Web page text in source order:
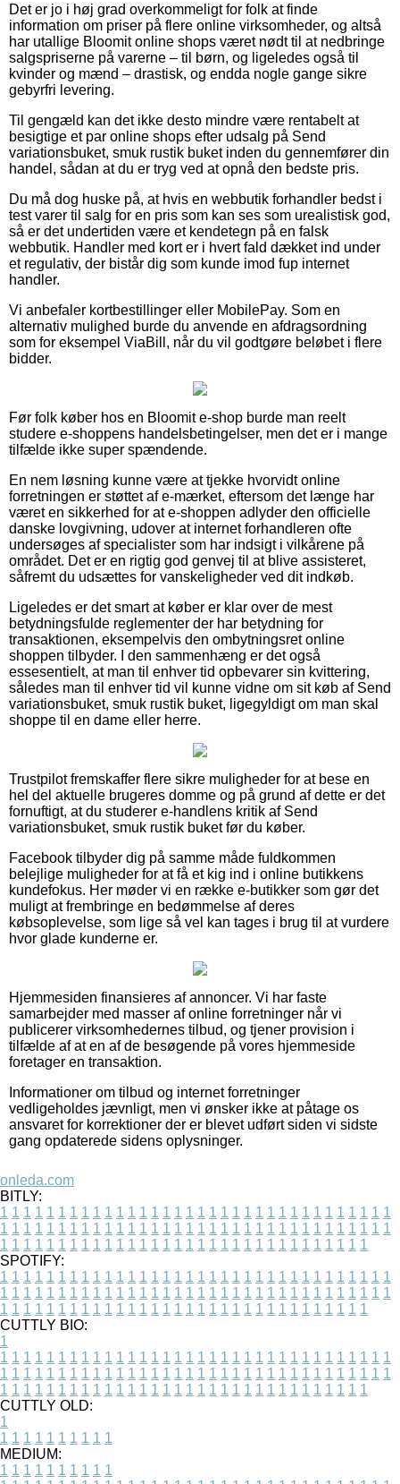
Det er jo i høj grad overkommeligt for folk at finde
information om priser på flere online virksomheder, og altså
har utallige Bloomit online shops været nødt til at nedbringe
salgspriserne på varerne – til børn, og ligeledes også til
kvinder og mænd – drastisk, og endda nogle gange sikre
gebyrfri levering.
Til gengæld kan det ikke desto mindre være rentabelt at
besigtige et par online shops efter udsalg på Send
variationsbuket, smuk rustik buket inden du gennemfører din
handel, sådan at du er tryg ved at opnå den bedste pris.
Du må dog huske på, at hvis en webbutik forhandler bedst i
test varer til salg for en pris som kan ses som urealistisk god,
så er det undertiden være et kendetegn på en falsk
webbutik. Handler med kort er i hvert fald dækket ind under
et regulativ, der bistår dig som kunde imod fup internet
handler.
Vi anbefaler kortbestillinger eller MobilePay. Som en
alternativ mulighed burde du anvende en afdragsordning
som for eksempel ViaBill, når du vil godtgøre beløbet i flere
bidder.
Før folk køber hos en Bloomit e-shop burde man reelt
studere e-shoppens handelsbetingelser, men det er i mange
tilfælde ikke super spændende.
En nem løsning kunne være at tjekke hvorvidt online
forretningen er støttet af e-mærket, eftersom det længe har
været en sikkerhed for at e-shoppen adlyder den officielle
danske lovgivning, udover at internet forhandleren ofte
undersøges af specialister som har indsigt i vilkårene på
området. Det er en rigtig god genvej til at blive assisteret,
såfremt du udsættes for vanskeligheder ved dit indkøb.
Ligeledes er det smart at køber er klar over de mest
betydningsfulde reglementer der har betydning for
transaktionen, eksempelvis den ombytningsret online
shoppen tilbyder. I den sammenhæng er det også
essesentielt, at man til enhver tid opbevarer sin kvittering,
således man til enhver tid vil kunne vidne om sit køb af Send
variationsbuket, smuk rustik buket, ligegyldigt om man skal
shoppe til en dame eller herre.
Trustpilot fremskaffer flere sikre muligheder for at bese en
hel del aktuelle brugeres domme og på grund af dette er det
fornuftigt, at du studerer e-handlens kritik af Send
variationsbuket, smuk rustik buket før du køber.
Facebook tilbyder dig på samme måde fuldkommen
belejlige muligheder for at få et kig ind i online butikkens
kundefokus. Her møder vi en række e-butikker som gør det
muligt at frembringe en bedømmelse af deres
købsoplevelse, som lige så vel kan tages i brug til at vurdere
hvor glade kunderne er.
Hjemmesiden finansieres af annoncer. Vi har faste
samarbejder med masser af online forretninger når vi
publicerer virksomhedernes tilbud, og tjener provision i
tilfælde af at en af de besøgende på vores hjemmeside
foretager en transaktion.
Informationer om tilbud og internet forretninger
vedligeholdes jævnligt, men vi ønsker ikke at påtage os
ansvaret for korrektioner der er blevet udført siden vi sidste
gang opdaterede sidens oplysninger.
onleda.com
BITLY:
1 1 1 1 1 1 1 1 1 1 1 1 1 1 1 1 1 1 1 1 1 1 1 1 1 1 1 1 1 1 1 1 1 1
1 1 1 1 1 1 1 1 1 1 1 1 1 1 1 1 1 1 1 1 1 1 1 1 1 1 1 1 1 1 1 1 1 1
1 1 1 1 1 1 1 1 1 1 1 1 1 1 1 1 1 1 1 1 1 1 1 1 1 1 1 1 1 1 1 1
SPOTIFY:
1 1 1 1 1 1 1 1 1 1 1 1 1 1 1 1 1 1 1 1 1 1 1 1 1 1 1 1 1 1 1 1 1 1
1 1 1 1 1 1 1 1 1 1 1 1 1 1 1 1 1 1 1 1 1 1 1 1 1 1 1 1 1 1 1 1 1 1
1 1 1 1 1 1 1 1 1 1 1 1 1 1 1 1 1 1 1 1 1 1 1 1 1 1 1 1 1 1 1 1
CUTTLY BIO:
1
1 1 1 1 1 1 1 1 1 1 1 1 1 1 1 1 1 1 1 1 1 1 1 1 1 1 1 1 1 1 1 1 1 1
1 1 1 1 1 1 1 1 1 1 1 1 1 1 1 1 1 1 1 1 1 1 1 1 1 1 1 1 1 1 1 1 1 1
1 1 1 1 1 1 1 1 1 1 1 1 1 1 1 1 1 1 1 1 1 1 1 1 1 1 1 1 1 1 1 1
CUTTLY OLD:
1
1 1 1 1 1 1 1 1 1 1
MEDIUM:
1 1 1 1 1 1 1 1 1 1